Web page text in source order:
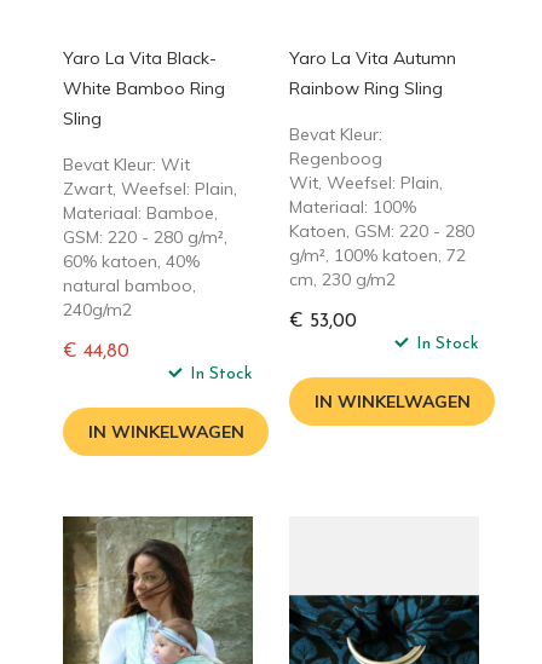
Yaro La Vita Black-
White Bamboo Ring
Sling
Bevat Kleur: Wit
Zwart, Weefsel: Plain,
Materiaal: Bamboe,
GSM: 220 - 280 g/m²,
60% katoen, 40%
natural bamboo,
240g/m2
€ 44,80
In Stock
IN WINKELWAGEN
Yaro La Vita Autumn
Rainbow Ring Sling
Bevat Kleur:
Regenboog
Wit, Weefsel: Plain,
Materiaal: 100%
Katoen, GSM: 220 - 280
g/m², 100% katoen, 72
cm, 230 g/m2
€ 53,00
In Stock
IN WINKELWAGEN